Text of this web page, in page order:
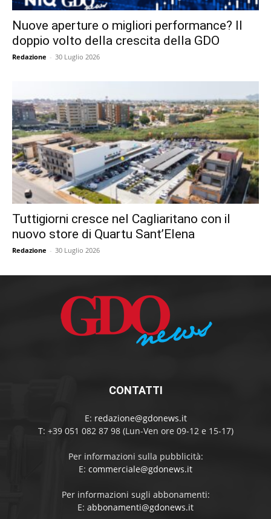
Nuove aperture o migliori performance? Il
doppio volto della crescita della GDO
Redazione - 30 Luglio 2026
Tuttigiorni cresce nel Cagliaritano con il
nuovo store di Quartu Sant’Elena
Redazione - 30 Luglio 2026
CONTATTI
E: redazione@gdonews.it
T: +39 051 082 87 98 (Lun-Ven ore 09-12 e 15-17)
Per informazioni sulla pubblicità:
E: commerciale@gdonews.it
Per informazioni sugli abbonamenti:
E: abbonamenti@gdonews.it